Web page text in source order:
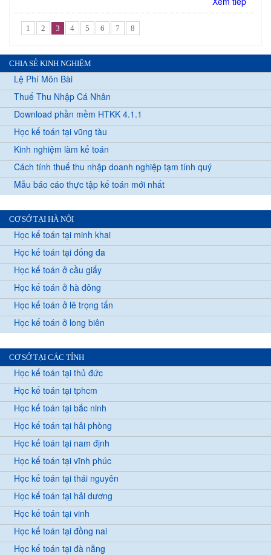
1 2 3 4 5 6 7 8
CHIA SẺ KINH NGHIỆM
Lệ Phí Môn Bài
Thuế Thu Nhập Cá Nhân
Download phần mềm HTKK 4.1.1
Học kế toán tại vũng tàu
Kinh nghiệm làm kế toán
Cách tính thuế thu nhập doanh nghiệp tạm tính quý
Mẫu báo cáo thực tập kế toán mới nhất
CƠ SỞ TẠI HÀ NỘI
Học kế toán tại minh khai
Học kế toán tại đống đa
Học kế toán ở cầu giấy
Học kế toán ở hà đông
Học kế toán ở lê trọng tấn
Học kế toán ở long biên
CƠ SỞ TẠI CÁC TỈNH
Học kế toán tại thủ đức
Học kế toán tại tphcm
Học kế toán tại bắc ninh
Học kế toán tại hải phòng
Học kế toán tại nam định
Học kế toán tại vĩnh phúc
Học kế toán tại thái nguyên
Học kế toán tại hải dương
Học kế toán tại vinh
Học kế toán tại đồng nai
Học kế toán tại đà nẵng